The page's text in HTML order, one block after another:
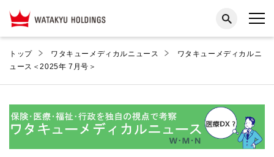
トップ ワタキューメディカルニュース
ワタキューメディカルニ
ュース＜2025年 7月号＞